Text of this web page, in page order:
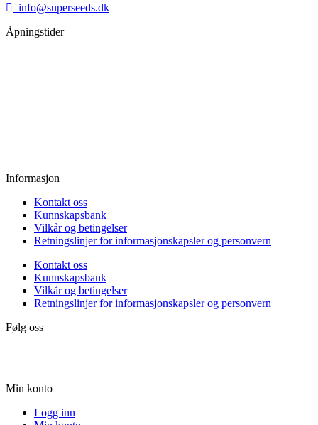
info@superseeds.dk
Åpningstider
Informasjon
Kontakt oss
Kunnskapsbank
Vilkår og betingelser
Retningslinjer for informasjonskapsler og personvern
Kontakt oss
Kunnskapsbank
Vilkår og betingelser
Retningslinjer for informasjonskapsler og personvern
Følg oss
Min konto
Logg inn